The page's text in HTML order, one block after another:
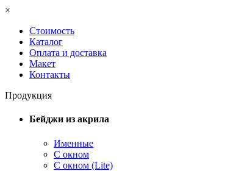
×
Стоимость
Каталог
Оплата и доставка
Макет
Контакты
Продукция
Бейджи из акрила
Именные
С окном
С окном (Lite)